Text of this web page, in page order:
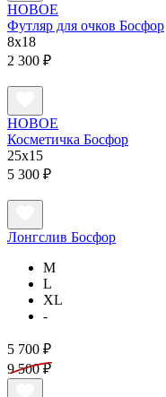
НОВОЕ
Футляр для очков Босфор
8x18
2 300 ₽
НОВОЕ
Косметичка Босфор
25x15
5 300 ₽
Лонгслив Босфор
M
L
XL
-
5 700 ₽
9 500 ₽